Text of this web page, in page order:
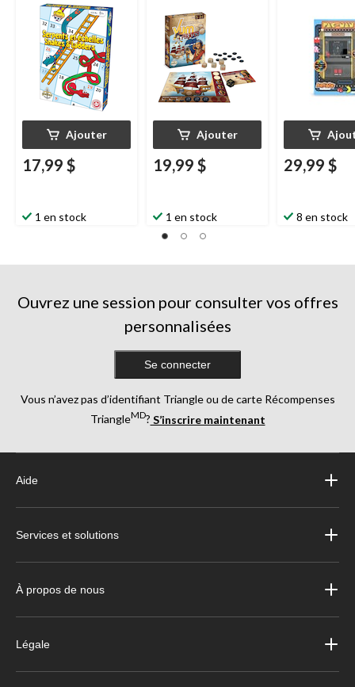
Ajouter
17,99 $
1 en stock
Ajouter
19,99 $
1 en stock
29,99 $
8 en stock
Ouvrez une session pour consulter vos offres
personnalisées
Se connecter
Vous n’avez pas d’identifiant Triangle ou de carte Récompenses
TriangleMD? S’inscrire maintenant
Aide
Services et solutions
À propos de nous
Légale